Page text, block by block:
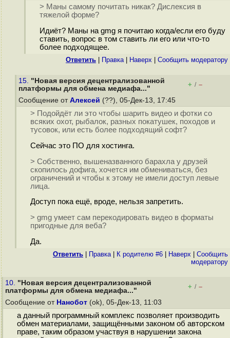
> Маны самому почитать никак? Дислексия в
тяжелой форме?
Идиёт? Маны на gmg я почитаю когда/если его буду
ставить, вопрос в том ставить ли его или что-то
более подходящее.
Ответить Правка| Наверх Cообщить модератору
15. "Новая версия децентрализованной
платформы для обмена медиафа..."
+ / –
Сообщение от Алексей (??), 05-Дек-13, 17:45
> Подойдёт ли это чтобы шарить видео и фотки со
всяких охот, рыбалок, разных покатушек, походов и
тусовок, или есть более подходящий софт?
Сейчас это ПО для хостинга.
> Собственно, вышеназванного барахла у друзей
скопилось дофига, хочется им обмениваться, без
ограничений и чтобы к этому не имели доступ левые
лица.
Доступ пока ещё, вроде, нельзя запретить.
> gmg умеет сам перекодировать видео в форматы
пригодные для веба?
Да.
Ответить Правка| К родителю #6 Наверх
Cообщить
модератору
10. "Новая версия децентрализованной
платформы для обмена медиафа..."
+ / –
Сообщение от Нанобот (ok), 05-Дек-13, 11:03
а данный программный комплекс позволяет производить
обмен материалами, защищёнными законом об авторском
праве, таким образом участвуя в нарушении закона